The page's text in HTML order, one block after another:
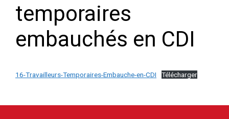
temporaires
embauchés en CDI
16-Travailleurs-Temporaires-Embauche-en-CDI Télécharger